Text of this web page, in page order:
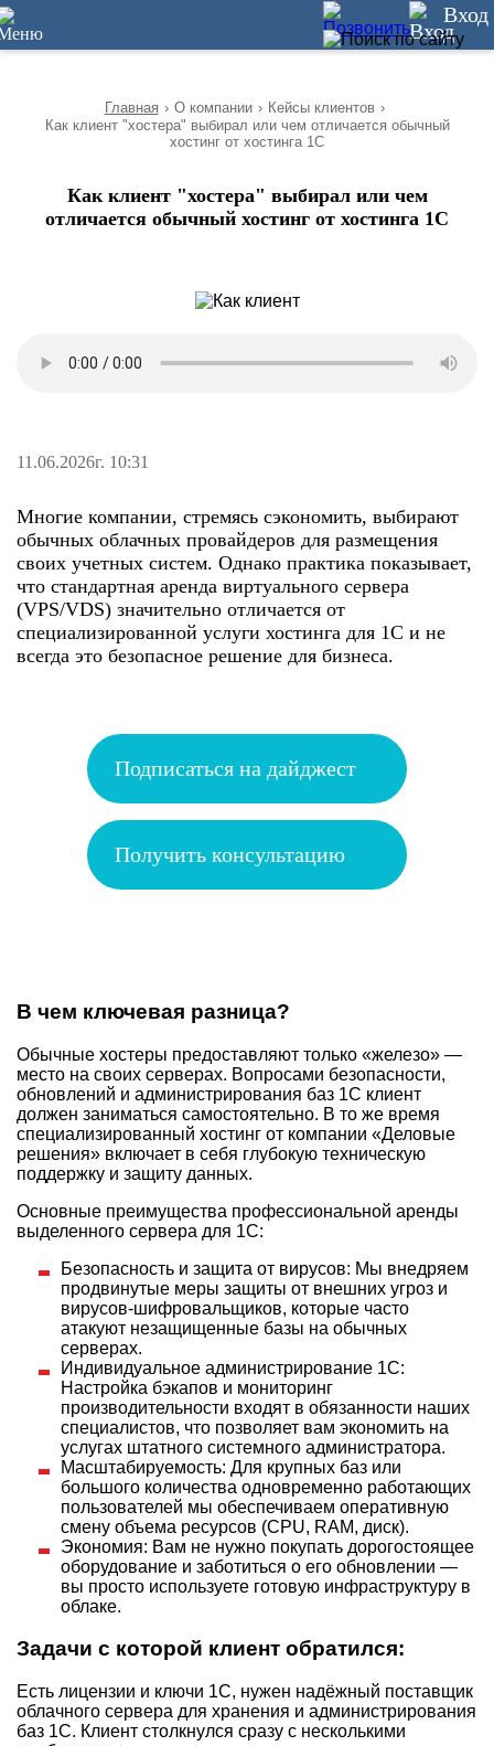
10 Вход
Главная › О компании › Кейсы клиентов ›
Как клиент "хостера" выбирал или чем отличается обычный
хостинг от хостинга 1С
Как клиент "хостера" выбирал или чем
отличается обычный хостинг от хостинга 1С
11.06.2026г. 10:31
Многие компании, стремясь сэкономить, выбирают
обычных облачных провайдеров для размещения
своих учетных систем. Однако практика показывает,
что стандартная аренда виртуального сервера
(VPS/VDS) значительно отличается от
специализированной услуги хостинга для 1С и не
всегда это безопасное решение для бизнеса.
Подписаться на дайджест
Получить консультацию
В чем ключевая разница?
Обычные хостеры предоставляют только «железо» —
место на своих серверах. Вопросами безопасности,
обновлений и администрирования баз 1С клиент
должен заниматься самостоятельно. В то же время
специализированный хостинг от компании «Деловые
решения» включает в себя глубокую техническую
поддержку и защиту данных.
Основные преимущества профессиональной аренды
выделенного сервера для 1С:
Безопасность и защита от вирусов: Мы внедряем
продвинутые меры защиты от внешних угроз и
вирусов-шифровальщиков, которые часто
атакуют незащищенные базы на обычных
серверах.
Индивидуальное администрирование 1С:
Настройка бэкапов и мониторинг
производительности входят в обязанности наших
специалистов, что позволяет вам экономить на
услугах штатного системного администратора.
Масштабируемость: Для крупных баз или
большого количества одновременно работающих
пользователей мы обеспечиваем оперативную
смену объема ресурсов (CPU, RAM, диск).
Экономия: Вам не нужно покупать дорогостоящее
оборудование и заботиться о его обновлении —
вы просто используете готовую инфраструктуру в
облаке.
Задачи с которой клиент обратился:
Есть лицензии и ключи 1С, нужен надёжный поставщик
облачного сервера для хранения и администрирования
баз 1С. Клиент столкнулся сразу с несколькими